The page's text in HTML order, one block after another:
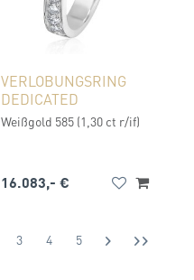
VERLOBUNGSRING
DEDICATED
Weißgold 585 (1,30 ct r/if)
16.083,- €
3 4 5